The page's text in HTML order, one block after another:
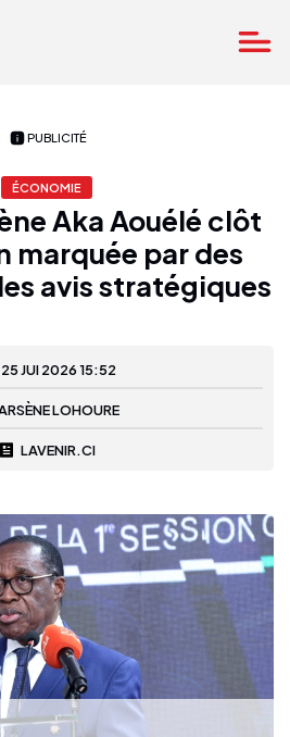
PUBLICITÉ
ÉCONOMIE
Aka Aouélé clôt
marquée par des
avis stratégiques
25 JUI 2026 15:52
LOHOURE
LAVENIR.CI